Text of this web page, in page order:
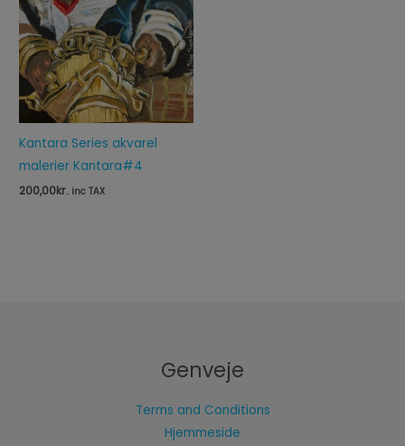
Kantara Series akvarel
malerier Kantara#4
200,00kr. inc TAX
Genveje
Terms and Conditions
Hjemmeside